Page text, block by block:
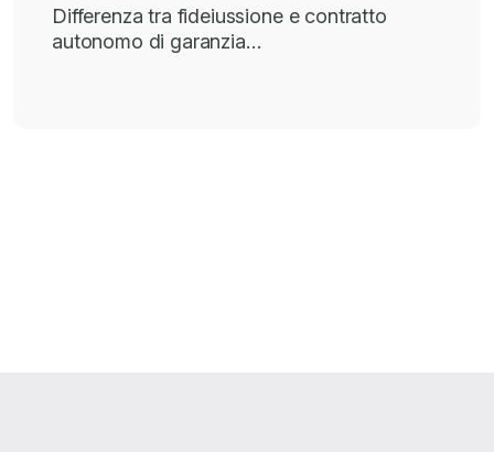
Differenza tra fideiussione e contratto
autonomo di garanzia…